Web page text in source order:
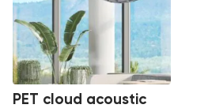
PET cloud acoustic